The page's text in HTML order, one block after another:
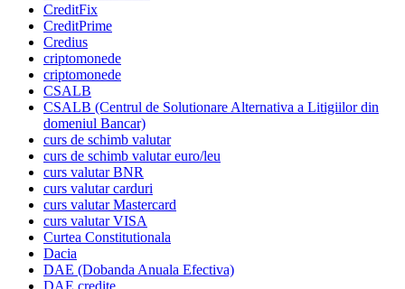
CreditFix
CreditPrime
Credius
criptomonede
criptomonede
CSALB
CSALB (Centrul de Solutionare Alternativa a Litigiilor din
domeniul Bancar)
curs de schimb valutar
curs de schimb valutar euro/leu
curs valutar BNR
curs valutar carduri
curs valutar Mastercard
curs valutar VISA
Curtea Constitutionala
Dacia
DAE (Dobanda Anuala Efectiva)